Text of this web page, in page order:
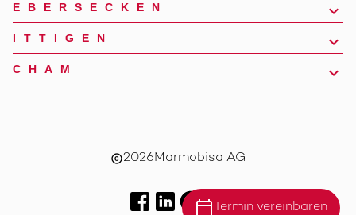
calendar_today Termin vereinbaren
EBERSECKEN
ITTIGEN
CHAM
copyright2026Marmobisa AG